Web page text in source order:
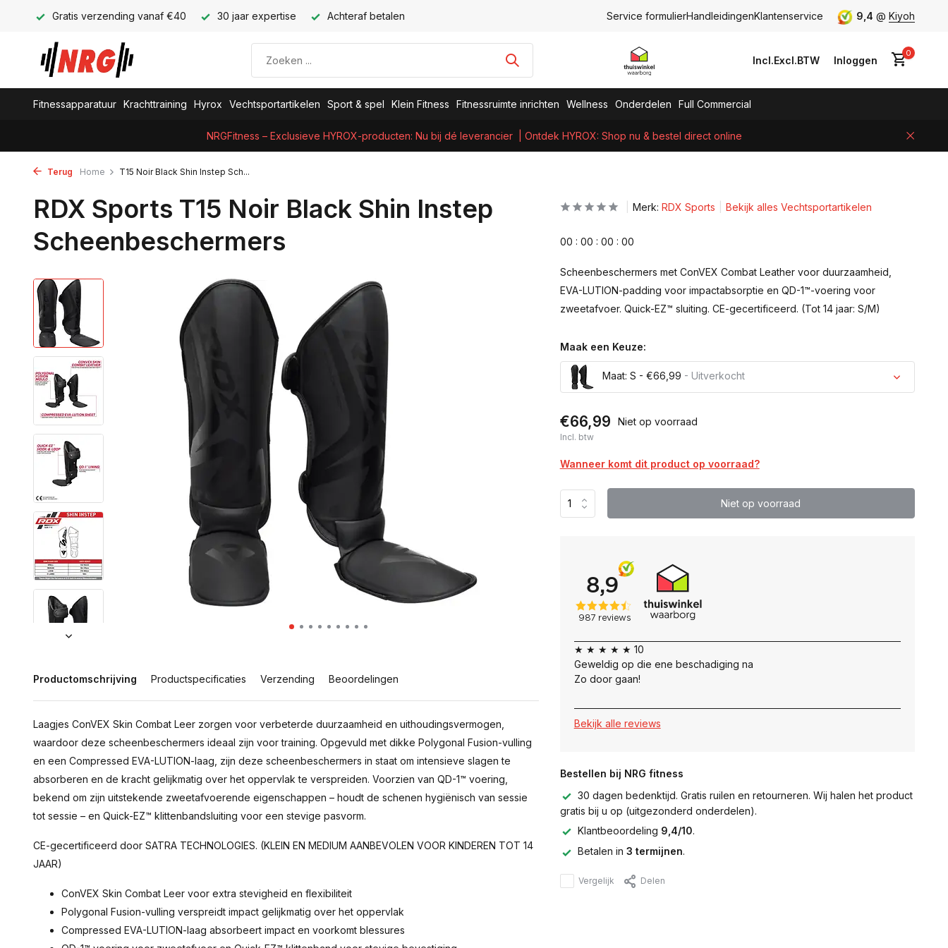
Gratis verzending vanaf €40 30 jaar expertise Achteraf betalen Service formulierHandleidingenKlantenservice 9,4 @ Kiyoh
Incl.Excl.BTW Inloggen
0
Fitnessapparatuur Krachttraining Hyrox Vechtsportartikelen Sport & spel Klein Fitness Fitnessruimte inrichten Wellness Onderdelen Full Commercial
NRGFitness – Exclusieve HYROX-producten: Nu bij dé leverancier | Ontdek HYROX: Shop nu & bestel direct online
Terug Home T15 Noir Black Shin Instep Sch...
RDX Sports T15 Noir Black Shin Instep
Scheenbeschermers
Productomschrijving Productspecificaties Verzending Beoordelingen
Laagjes ConVEX Skin Combat Leer zorgen voor verbeterde duurzaamheid en uithoudingsvermogen,
waardoor deze scheenbeschermers ideaal zijn voor training. Opgevuld met dikke Polygonal Fusion-vulling
en een Compressed EVA-LUTION-laag, zijn deze scheenbeschermers in staat om intensieve slagen te
absorberen en de kracht gelijkmatig over het oppervlak te verspreiden. Voorzien van QD-1™ voering,
bekend om zijn uitstekende zweetafvoerende eigenschappen – houdt de schenen hygiënisch van sessie
tot sessie – en Quick-EZ™ klittenbandsluiting voor een stevige pasvorm.
CE-gecertificeerd door SATRA TECHNOLOGIES. (KLEIN EN MEDIUM AANBEVOLEN VOOR KINDEREN TOT 14
JAAR)
ConVEX Skin Combat Leer voor extra stevigheid en flexibiliteit
Polygonal Fusion-vulling verspreidt impact gelijkmatig over het oppervlak
Compressed EVA-LUTION-laag absorbeert impact en voorkomt blessures
Merk: RDX Sports Bekijk alles Vechtsportartikelen
00 : 00 : 00 : 00
Scheenbeschermers met ConVEX Combat Leather voor duurzaamheid,
EVA-LUTION-padding voor impactabsorptie en QD-1™-voering voor
zweetafvoer. Quick-EZ™ sluiting. CE-gecertificeerd. (Tot 14 jaar: S/M)
Maak een Keuze:
Maat: S - €66,99 - Uitverkocht
Uitverkocht
€66,99 Niet op voorraad
Incl. btw
Wanneer komt dit product op voorraad?
Niet op voorraad
★ ★ ★ ★ ★ 10
Geweldig op die ene beschadiging na
Zo door gaan!
Bekijk alle reviews
Bestellen bij NRG fitness
30 dagen bedenktijd. Gratis ruilen en retourneren. Wij halen het product
gratis bij u op (uitgezonderd onderdelen).
Klantbeoordeling 9,4/10.
Betalen in 3 termijnen.
Vergelijk Delen